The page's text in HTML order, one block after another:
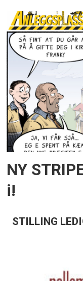
NY
i!
STILLING